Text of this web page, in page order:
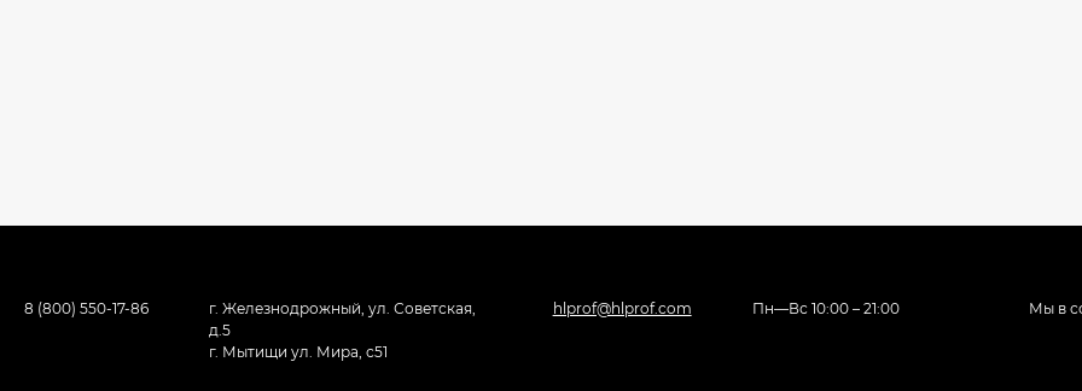
8 (800) 550-17-86
г. Железнодрожный, ул. Советская,
д.5
г. Мытищи ул. Мира, с51
hlprof@hlprof.com Пн—Вс 10:00 – 21:00 Мы в